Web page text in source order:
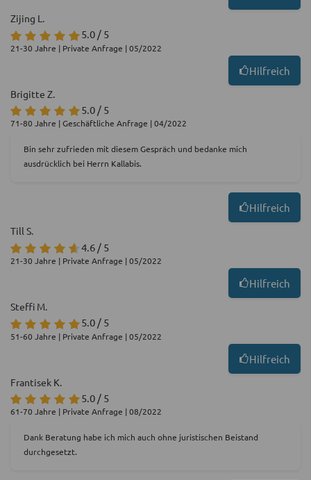
Zijing L.
5.0 / 5
21-30 Jahre | Private Anfrage | 05/2022
Hilfreich
Brigitte Z.
5.0 / 5
71-80 Jahre | Geschäftliche Anfrage | 04/2022
Bin sehr zufrieden mit diesem Gespräch und bedanke mich
ausdrücklich bei Herrn Kallabis.
Hilfreich
Till S.
4.6 / 5
21-30 Jahre | Private Anfrage | 05/2022
Hilfreich
Steffi M.
5.0 / 5
51-60 Jahre | Private Anfrage | 05/2022
Hilfreich
Frantisek K.
5.0 / 5
61-70 Jahre | Private Anfrage | 08/2022
Dank Beratung habe ich mich auch ohne juristischen Beistand
durchgesetzt.